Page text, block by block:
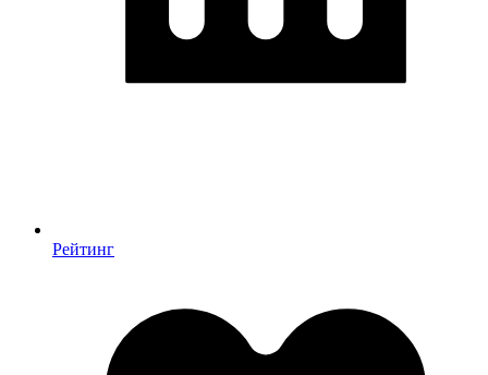
Рейтинг